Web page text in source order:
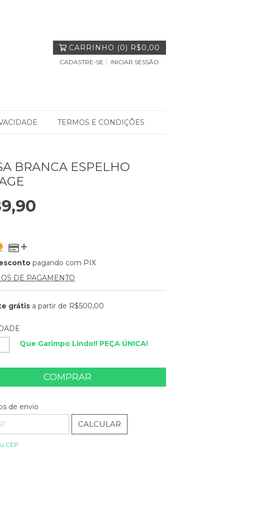
CARRINHO (0) R$0,00
CADASTRE-SE INICIAR SESSÃO
TERMOS E CONDIÇÕES
BRANCA ESPELHO
pagando com PIX
DE PAGAMENTO
grátis a partir de R$500,00
Que Garimpo Lindo!! PEÇA ÚNICA!
o CEP:
de envio
CALCULAR
CEP